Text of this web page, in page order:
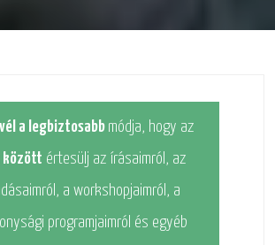
a legbiztosabb módja, hogy az
között értesülj az írásaimról, az
a workshopjaimról, a
programjaimról és egyéb